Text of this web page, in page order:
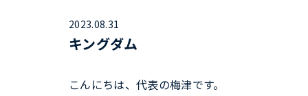
2023.08.31
キングダム
こんにちは、代表の梅津です。